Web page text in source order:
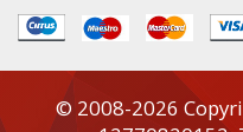
© 2008-2026